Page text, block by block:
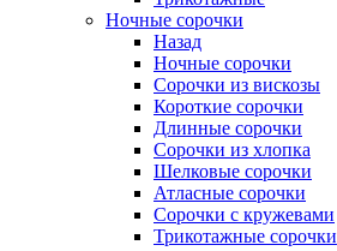
Ночные сорочки
Назад
Ночные сорочки
Сорочки из вискозы
Короткие сорочки
Длинные сорочки
Сорочки из хлопка
Шелковые сорочки
Атласные сорочки
Сорочки с кружевами
Трикотажные сорочки